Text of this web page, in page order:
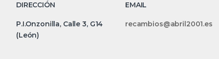
DIRECCIÓN EMAIL
P.I.Onzonilla, Calle 3, G14
(León)
recambios@abril2001.es